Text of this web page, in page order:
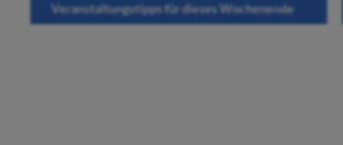
Veranstaltungstipps für dieses Wochenende